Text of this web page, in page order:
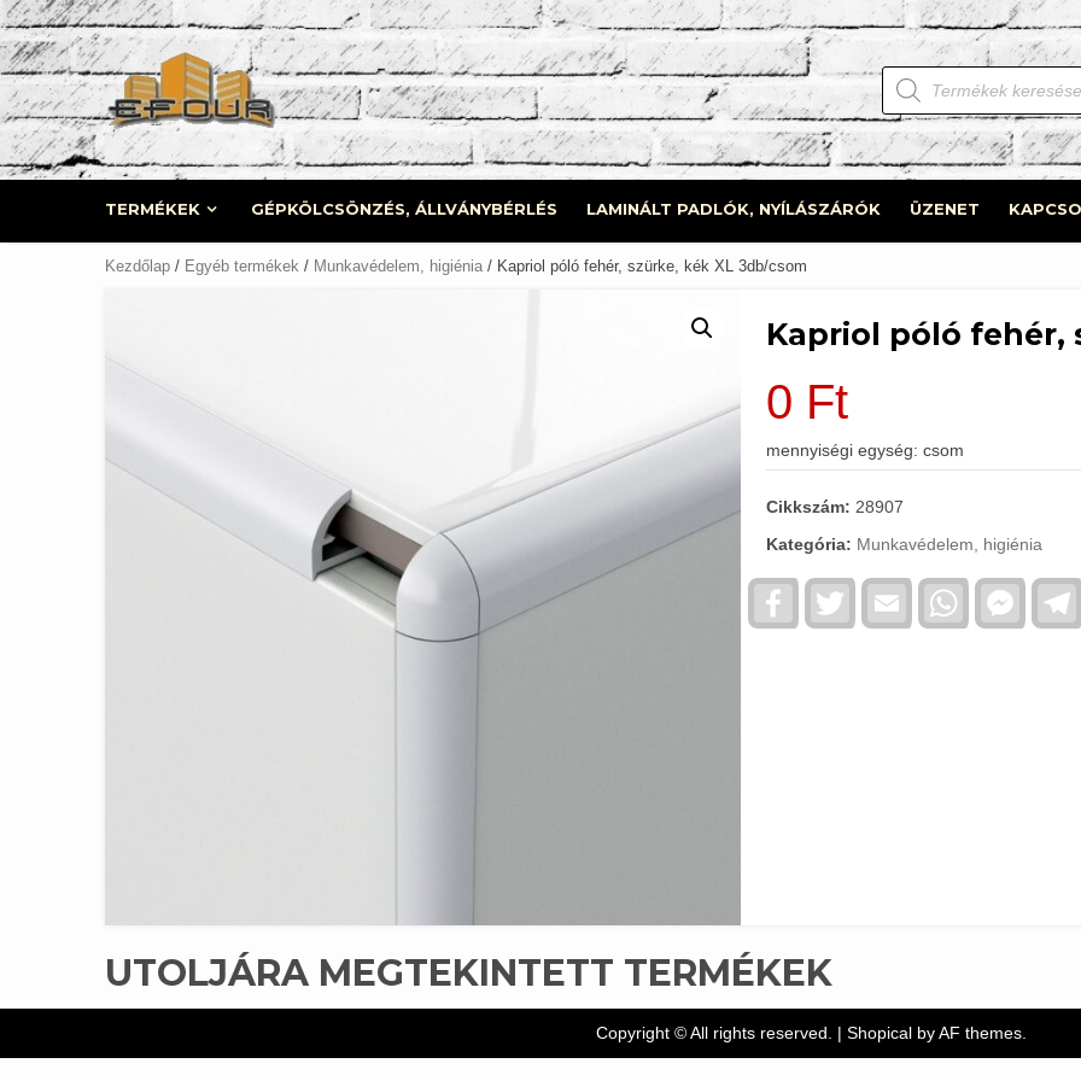
Skip
to
content
Products
search
TERMÉKEK GÉPKÖLCSÖNZÉS, ÁLLVÁNYBÉRLÉS LAMINÁLT PADLÓK, NYÍLÁSZÁRÓK ÜZENET
Kezdőlap / Egyéb termékek / Munkavédelem, higiénia / Kapriol póló fehér, szürke, kék XL 3db/csom
Kapriol póló fehér,
0 Ft
mennyiségi egység: csom
Cikkszám: 28907
Kategória: Munkavédelem, higiénia
FacebookTwitter Email WhatsApp
UTOLJÁRA MEGTEKINTETT TERMÉKEK
Copyright © All rights reserved. | Shopicalby AF themes.